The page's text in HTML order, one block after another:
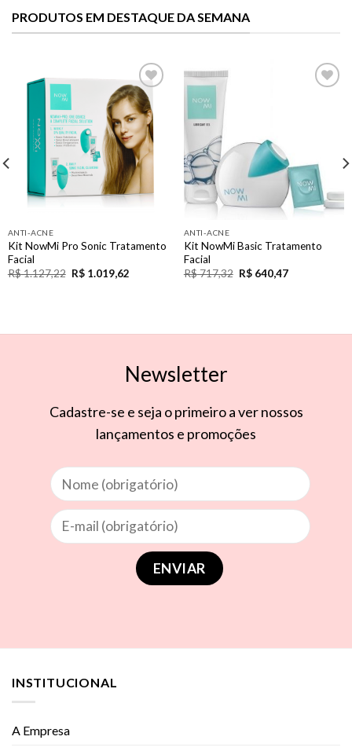
PRODUTOS EM DESTAQUE DA SEMANA
Add to
Wishlist
ANTI-ACNE
Kit NowMi Pro Sonic Tratamento
Facial
R$1.127,22 R$1.019,62
ANTI-ACNE
Kit NowMi Basic Tratamento
Facial
R$717,32 R$640,47
Newsletter
Cadastre-se e seja o primeiro a ver nossos
lançamentos e promoções
INSTITUCIONAL
A Empresa